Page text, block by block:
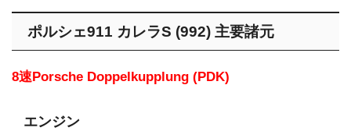
ポルシェ911 カレラS (992) 主要諸元
8速Porsche Doppelkupplung (PDK)
エンジン